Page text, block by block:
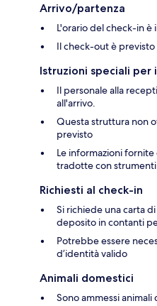
Arrivo/partenza
L'orario del check-in
Il check-out è previsto
Istruzioni speciali per
Il personale alla
all'arrivo.
Questa struttura non
previsto
Le informazioni
tradotte con
Richiesti al check-in
Si richiede una carta
deposito in contanti
Potrebbe essere
d’identità valido
Animali domestici
Sono ammessi